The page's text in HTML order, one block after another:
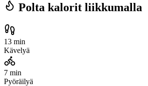
Polta kalorit liikkumalla
13 min
Kävelyä
7 min
Pyöräilyä